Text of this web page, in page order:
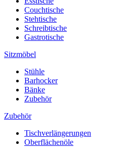
Couchtische
Stehtische
Schreibtische
Gastrotische
Sitzmöbel
Stühle
Barhocker
Bänke
Zubehör
Zubehör
Tischverlängerungen
Oberflächenöle